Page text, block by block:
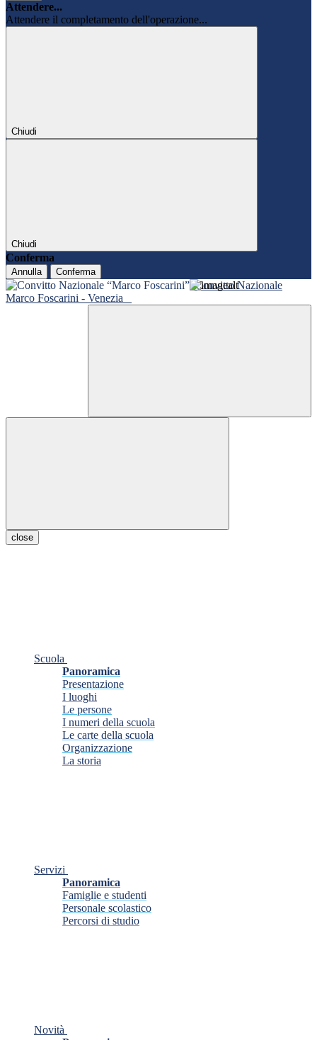
Attendere...
Attendere il completamento dell'operazione...
Chiudi
Chiudi
Conferma
Annulla Conferma
Convitto Nazionale
Marco Foscarini - Venezia
close
Scuola
Panoramica
Presentazione
I luoghi
Le persone
I numeri della scuola
Le carte della scuola
Organizzazione
La storia
Servizi
Panoramica
Famiglie e studenti
Personale scolastico
Percorsi di studio
Novità